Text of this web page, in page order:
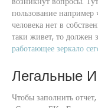
пользование
человека нет в
таки живет, то должен
работающее зеркало
Легальные
Чтобы заполнить